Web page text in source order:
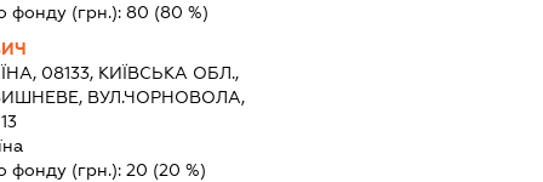
фонду (грн.):80 (80 %)
08133, КИЇВСЬКА ОБЛ.,
ВУЛ.ЧОРНОВОЛА,
фонду (грн.):20 (20 %)